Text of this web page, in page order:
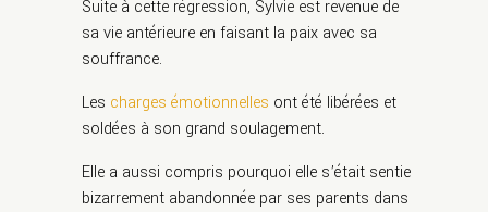
Suite à cette régression, Sylvie est revenue de
sa vie antérieure en faisant la paix avec sa
souffrance.
Les charges émotionnelles ont été libérées et
soldées à son grand soulagement.
Elle a aussi compris pourquoi elle s’était sentie
bizarrement abandonnée par ses parents dans